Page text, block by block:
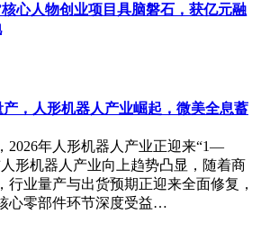
心人物创业项目具脑磐石，获亿元融
，人形机器人产业崛起，微美全息蓄
2026年人形机器人产业正迎来“1—
形机器人产业向上趋势凸显，随着商
行业量产与出货预期正迎来全面修复，
心零部件环节深度受益…